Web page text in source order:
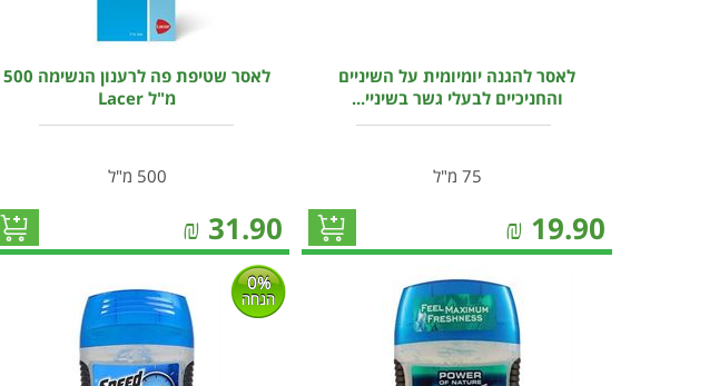
לאסר להגנה יומיומית על השיניים
והחניכיים לבעלי גשר בשיניי...
75 מ"ל
19.90
₪
לאסר שטיפת פה לרענון הנשימה 500
מ"ל Lacer
500 מ"ל
31.90
₪
0%
הנחה